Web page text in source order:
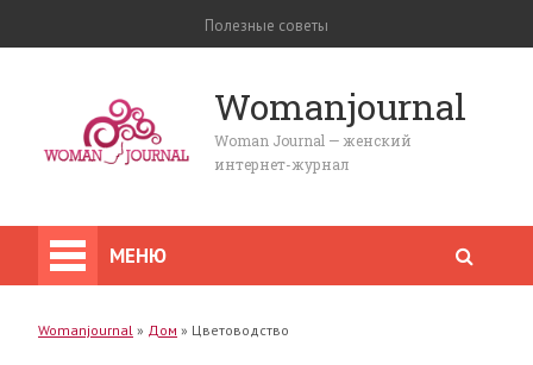
Полезные советы
Womanjournal
Woman Journal — женский
интернет-журнал
МЕНЮ
Womanjournal » Дом » Цветоводство